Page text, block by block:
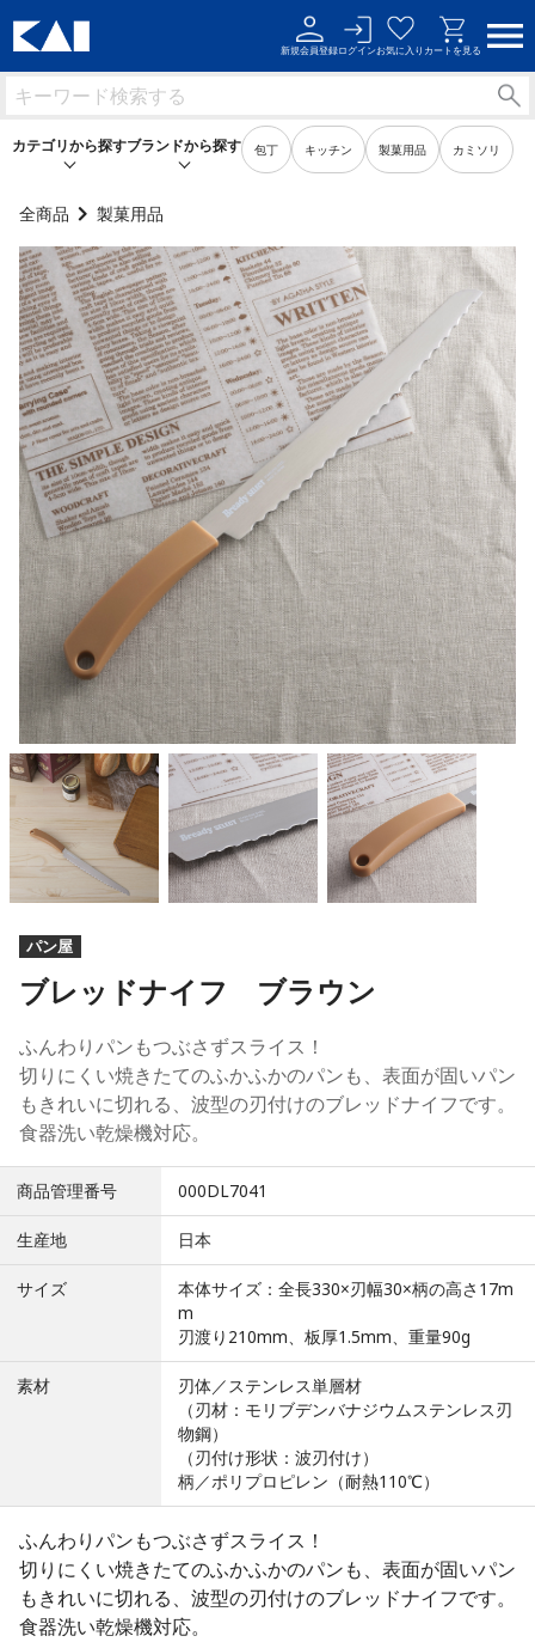
新規会員登録ログインお気に入り カートを見る
カテゴリから探す
キッチン用品
製菓用品
ビューティーケア用品
メンズケア用品
身だしなみ用品
裁縫・ソーイング用品
ブランドから探す
キッチン用品
製菓用品
ビューティーケア用品
メンズケア用品
身だしなみ用品
裁縫・ソーイング用品
包丁 キッチン 製菓用品 カミソリ
全商品 製菓用品
パン屋
ブレッドナイフ ブラウン
ふんわりパンもつぶさずスライス！
切りにくい焼きたてのふかふかのパンも、表面が固いパン
もきれいに切れる、波型の刃付けのブレッドナイフです。
食器洗い乾燥機対応。
商品管理番号 000DL7041
生産地 日本
サイズ
本体サイズ：全長330×刃幅30×柄の高さ17m
m
刃渡り210mm、板厚1.5mm、重量90g
素材
刃体／ステンレス単層材
（刃材：モリブデンバナジウムステンレス刃
物鋼）
（刃付け形状：波刃付け）
柄／ポリプロピレン（耐熱110℃）
ふんわりパンもつぶさずスライス！
切りにくい焼きたてのふかふかのパンも、表面が固いパン
もきれいに切れる、波型の刃付けのブレッドナイフです。
食器洗い乾燥機対応。